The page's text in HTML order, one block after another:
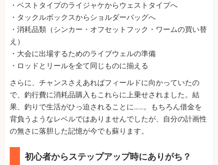
・ベストタイプのライジャケからウェストタイプへ
・タックルボックスからショルダーバッグへ
・消耗品類（シンカー・オフセットフック・ワームの買い替
え）
・大会に出場するためのライブウェルの準備
・ロッドとリールを全て同じものに揃える
さらに、チャンスさえあればフィールドに向かっていたの
で、釣行費に消耗品購入もこれらに上乗せされました。結
果、釣りで生活がひっ迫されることに……。もちろん借金を
背負うようなレベルではありませんでしたが、自分の計画性
の無さに落胆した記憶が今でも蘇ります。
初心者からステップアップ時にありがち？